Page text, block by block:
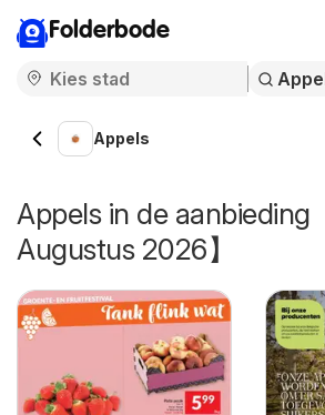
Folderbode
Appels
Appels in de aanbieding
Augustus 2026】